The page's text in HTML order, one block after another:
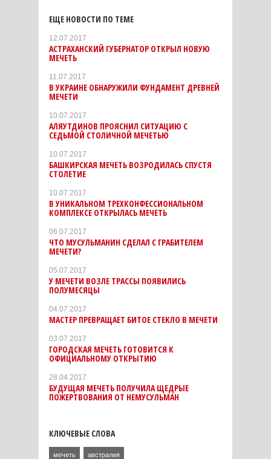
ЕЩЕ НОВОСТИ ПО ТЕМЕ
12.07.2017
АСТРАХАНСКИЙ ГУБЕРНАТОР ОТКРЫЛ НОВУЮ
МЕЧЕТЬ
11.07.2017
В УКРАИНЕ ОБНАРУЖИЛИ ФУНДАМЕНТ ДРЕВНЕЙ
МЕЧЕТИ
10.07.2017
АЛЯУТДИНОВ ПРОЯСНИЛ СИТУАЦИЮ С
СЕДЬМОЙ СТОЛИЧНОЙ МЕЧЕТЬЮ
10.07.2017
БАШКИРСКАЯ МЕЧЕТЬ ВОЗРОДИЛАСЬ СПУСТЯ
СТОЛЕТИЕ
10.07.2017
В УНИКАЛЬНОМ ТРЕХКОНФЕССИОНАЛЬНОМ
КОМПЛЕКСЕ ОТКРЫЛАСЬ МЕЧЕТЬ
06.07.2017
ЧТО МУСУЛЬМАНИН СДЕЛАЛ С ГРАБИТЕЛЕМ
МЕЧЕТИ?
05.07.2017
У МЕЧЕТИ ВОЗЛЕ ТРАССЫ ПОЯВИЛИСЬ
ПОЛУМЕСЯЦЫ
04.07.2017
МАСТЕР ПРЕВРАЩАЕТ БИТОЕ СТЕКЛО В МЕЧЕТИ
03.07.2017
ГОРОДСКАЯ МЕЧЕТЬ ГОТОВИТСЯ К
ОФИЦИАЛЬНОМУ ОТКРЫТИЮ
28.04.2017
БУДУЩАЯ МЕЧЕТЬ ПОЛУЧИЛА ЩЕДРЫЕ
ПОЖЕРТВОВАНИЯ ОТ НЕМУСУЛЬМАН
КЛЮЧЕВЫЕ СЛОВА
мечеть австралия